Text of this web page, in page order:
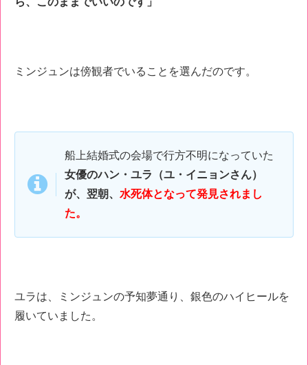
ミンジュンは傍観者でいることを選んだのです。
船上結婚式の会場で行方不明になっていた
女優のハン・ユラ（ユ・イニョンさん）
が、翌朝、 水死体となって発見されまし
た。
ユラは、ミンジュンの予知夢通り、銀色のハイヒールを
履いていました。